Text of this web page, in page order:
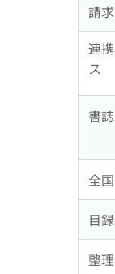
請
連
ス
書
全
目
整